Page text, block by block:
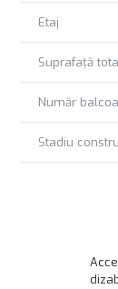
Etaj
Suprafață
Număr
Stadiu